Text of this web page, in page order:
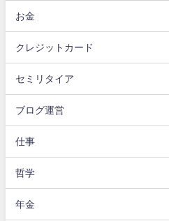
お金
クレジットカード
セミリタイア
ブログ運営
仕事
哲学
年金